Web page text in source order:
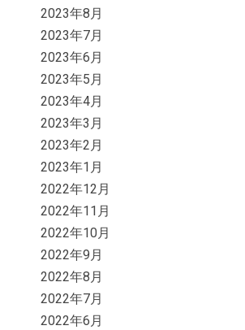
2023年8月
2023年7月
2023年6月
2023年5月
2023年4月
2023年3月
2023年2月
2023年1月
2022年12月
2022年11月
2022年10月
2022年9月
2022年8月
2022年7月
2022年6月